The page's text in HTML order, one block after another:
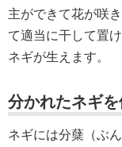
主ができて花が咲
て適当に干して置
ネギが生えます。
分かれたネギを
ネギには分蘖（ぶ